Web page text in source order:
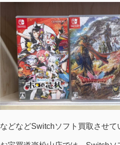
などなどSwitchソフト買取させて